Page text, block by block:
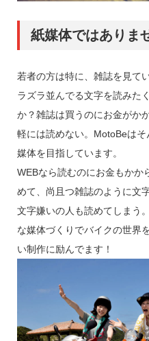
紙媒体ではありま
若者の方は特に、雑誌を見て
ラズラ並んでる文字を読みた
か？雑誌は買うのにお金がか
軽には読めない。MotoBeは
媒体を目指しています。
WEBなら読むのにお金もかか
めて、尚且つ雑誌のように文
文字嫌いの人も読めてしまう
な媒体づくりでバイクの世界
い制作に励んでます！